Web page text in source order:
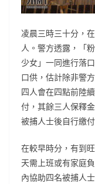
凌晨三時三十分，
人。警方透露，「
少女」一同進行落
口供，估計除非警
四人會在四點前陸
付，其餘三人保釋
被捕人士後自行繳付
在較早時分，有到
天需上班或有家庭
內協助四名被捕人